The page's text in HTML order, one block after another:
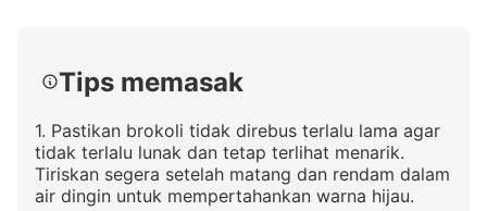
Tips memasak
1. Pastikan brokoli tidak direbus terlalu lama agar
tidak terlalu lunak dan tetap terlihat menarik.
Tiriskan segera setelah matang dan rendam dalam
air dingin untuk mempertahankan warna hijau.